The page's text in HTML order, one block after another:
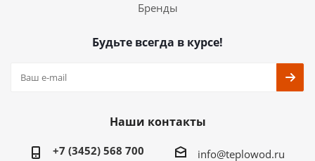
Бренды
Будьте всегда в курсе!
Наши контакты
+7 (3452) 568 700 info@teplowod.ru